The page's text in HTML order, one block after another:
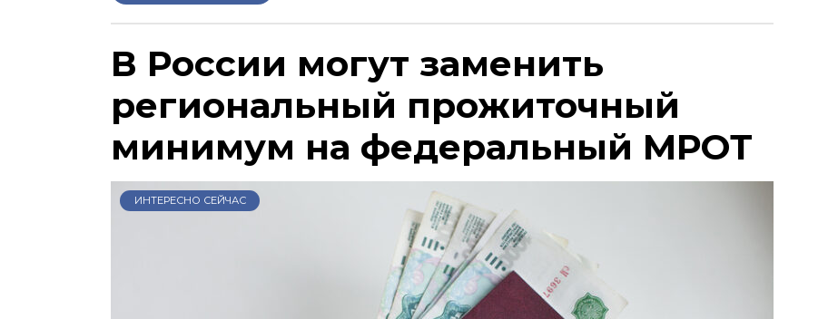
В России могут заменить
региональный прожиточный
минимум на федеральный МРОТ
ИНТЕРЕСНО СЕЙЧАС